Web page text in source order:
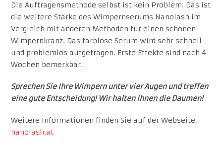
Die Auftragensmethode selbst ist kein Problem. Das ist
die weitere Stärke des Wimpernserums Nanolash im
Vergleich mit anderen Methoden für einen schönen
Wimpernkranz. Das farblose Serum wird sehr schnell
und problemlos aufgetragen. Erste Effekte sind nach 4
Wochen bemerkbar.
Sprechen Sie Ihre Wimpern unter vier Augen und treffen
eine gute Entscheidung! Wir halten Ihnen die Daumen!
Weitere Informationen finden Sie auf der Webseite:
nanolash.at